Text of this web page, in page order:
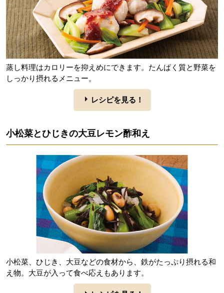
蒸し料理はカロリーを抑えめにできます。たんぱく質と野菜を
しっかり摂れるメニュー。
レシピを見る！
小松菜とひじきの大豆レモン酢和え
小松菜、ひじき、大豆などの食材から、鉄がたっぷり摂れる和
え物。大豆が入って食べ応えもあります。